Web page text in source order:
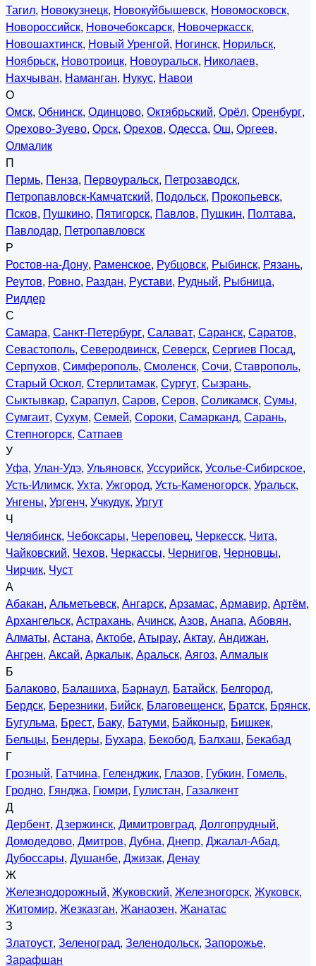
Тагил, Новокузнецк, Новокуйбышевск, Новомосковск,
Новороссийск, Новочебоксарск, Новочеркасск,
Новошахтинск, Новый Уренгой, Ногинск, Норильск,
Ноябрьск, Новотроицк, Новоуральск, Николаев,
Нахчыван, Наманган, Нукус, Навои
О
Омск, Обнинск, Одинцово, Октябрьский, Орёл, Оренбург,
Орехово-Зуево, Орск, Орехов, Одесса, Ош, Оргеев,
Олмалик
П
Пермь, Пенза, Первоуральск, Петрозаводск,
Петропавловск-Камчатский, Подольск, Прокопьевск,
Псков, Пушкино, Пятигорск, Павлов, Пушкин, Полтава,
Павлодар, Петропавловск
Р
Ростов-на-Дону, Раменское, Рубцовск, Рыбинск, Рязань,
Реутов, Ровно, Раздан, Рустави, Рудный, Рыбница,
Риддер
С
Самара, Санкт-Петербург, Салават, Саранск, Саратов,
Севастополь, Северодвинск, Северск, Сергиев Посад,
Серпухов, Симферополь, Смоленск, Сочи, Ставрополь,
Старый Оскол, Стерлитамак, Сургут, Сызрань,
Сыктывкар, Сарапул, Саров, Серов, Соликамск, Сумы,
Сумгаит, Сухум, Семей, Сороки, Самарканд, Сарань,
Степногорск, Сатпаев
У
Уфа, Улан-Удэ, Ульяновск, Уссурийск, Усолье-Сибирское,
Усть-Илимск, Ухта, Ужгород, Усть-Каменогорск, Уральск,
Унгены, Ургенч, Учкудук, Ургут
Ч
Челябинск, Чебоксары, Череповец, Черкесск, Чита,
Чайковский, Чехов, Черкассы, Чернигов, Черновцы,
Чирчик, Чуст
А
Абакан, Альметьевск, Ангарск, Арзамас, Армавир, Артём,
Архангельск, Астрахань, Ачинск, Азов, Анапа, Абовян,
Алматы, Астана, Актобе, Атырау, Актау, Андижан,
Ангрен, Аксай, Аркалык, Аральск, Аягоз, Алмалык
Б
Балаково, Балашиха, Барнаул, Батайск, Белгород,
Бердск, Березники, Бийск, Благовещенск, Братск, Брянск,
Бугульма, Брест, Баку, Батуми, Байконыр, Бишкек,
Бельцы, Бендеры, Бухара, Бекобод, Балхаш, Бекабад
Г
Грозный, Гатчина, Геленджик, Глазов, Губкин, Гомель,
Гродно, Гянджа, Гюмри, Гулистан, Газалкент
Д
Дербент, Дзержинск, Димитровград, Долгопрудный,
Домодедово, Дмитров, Дубна, Днепр, Джалал-Абад,
Дубоссары, Душанбе, Джизак, Денау
Ж
Железнодорожный, Жуковский, Железногорск, Жуковск,
Житомир, Жезказган, Жанаозен, Жанатас
З
Златоуст, Зеленоград, Зеленодольск, Запорожье,
Зарафшан